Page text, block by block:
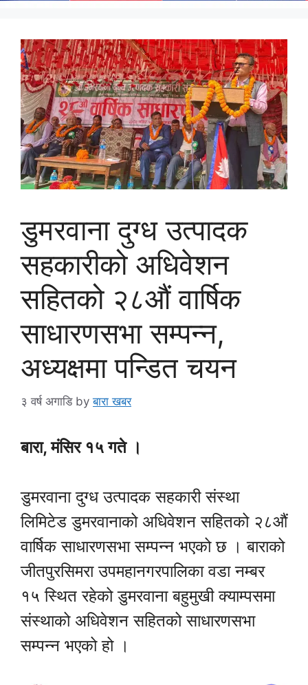
डुमरवाना दुग्ध उत्पादक
सहकारीको अधिवेशन
सहितको २८औं वार्षिक
साधारणसभा सम्पन्न,
अध्यक्षमा पन्डित चयन
३ वर्ष अगाडि byबारा खबर
बारा, मंसिर १५ गते ।
डुमरवाना दुग्ध उत्पादक सहकारी संस्था
लिमिटेड डुमरवानाको अधिवेशन सहितको २८औं
वार्षिक साधारणसभा सम्पन्न भएको छ । बाराको
जीतपुरसिमरा उपमहानगरपालिका वडा नम्बर
१५ स्थित रहेको डुमरवाना बहुमुखी क्याम्पसमा
संस्थाको अधिवेशन सहितको साधारणसभा
सम्पन्न भएको हो ।